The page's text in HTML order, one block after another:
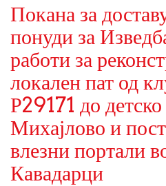
Покана за
понуди за
работи за
локален пат од
Р29171 до
Михајлово и
влезни портали
Кавадарци